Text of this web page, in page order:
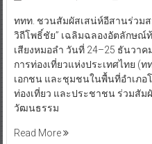
ททท. ชวนสัมผัสเสน่ห์อีสานร่วม
วิถีโพธิ์ชัย” เฉลิมฉลองอัตลักษณ์
เสียงหมอลำ วันที่ 24–25 ธันวา
การท่องเที่ยวแห่งประเทศไทย (
เอกชน และชุมชนในพื้นที่อำเภอ
ท่องเที่ยว และประชาชน ร่วมสัม
วัฒนธรรม
Read More